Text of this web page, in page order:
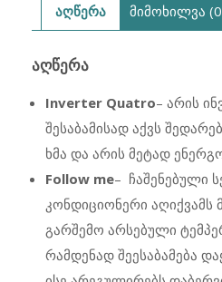
აღწერა
მიმოხილვა
ᲐᲦᲬᲔᲠᲐ
Inverter Quatro– არის
შესაბამისად აქვს
ხმა და არის მეტად
Follow me– ჩაშენებული
კონდიციონერი აღიქვამს
გარშემო არსებული
რამდენად შეესაბამება